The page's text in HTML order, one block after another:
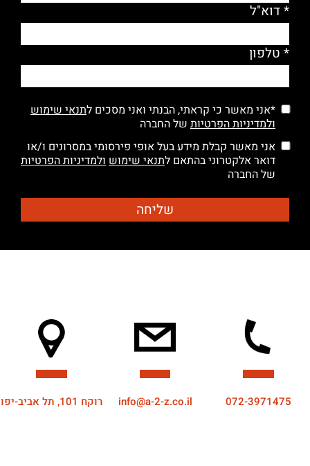
* דוא"ל
* טלפון
*אני מאשר כי קראתי, הבנתי ואני מסכים לתנאי שימוש
ולמדיניות הפרטיות של החברה
אני מאשר קבלת מידע בעל אופי פירסומי במסרונים ו/או
דואר אלקטרוני בהתאם לתנאי שימושולמדיניות הפרטיות
של החברה
072-3971475
info@a-2-z.co.il רוקח 101, תל אביב-יפו